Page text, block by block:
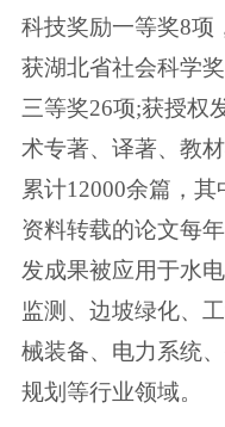
科技奖励一等奖8项
获湖北省社会科学
三等奖26项;获授权
术专著、译著、教
累计12000余篇，
资料转载的论文每
发成果被应用于水
监测、边坡绿化、
械装备、电力系统
规划等行业领域。